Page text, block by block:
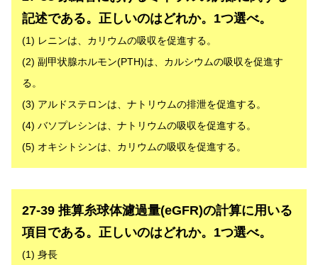
記述である。正しいのはどれか。1つ選べ。
(1) レニンは、カリウムの吸収を促進する。
(2) 副甲状腺ホルモン(PTH)は、カルシウムの吸収を促進す
る。
(3) アルドステロンは、ナトリウムの排泄を促進する。
(4) バソプレシンは、ナトリウムの吸収を促進する。
(5) オキシトシンは、カリウムの吸収を促進する。
解答
27-39 推算糸球体濾過量(eGFR)の計算に用いる
項目である。正しいのはどれか。1つ選べ。
(1) 身長